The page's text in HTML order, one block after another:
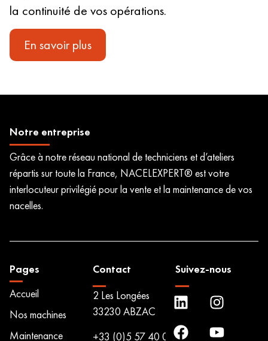
la continuité de vos opérations.
En savoir plus
Notre entreprise
Grâce à notre réseau national de techniciens et d’ateliers
répartis sur toute la France, NACELEXPERT® est votre
interlocuteur privilégié pour la vente et la maintenance de vos
nacelles.
Pages
Accueil
Nos machines
Maintenance
Contact
2 Les Longées
33230 ABZAC
+33 (0)5 57 40 00
Suivez-nous